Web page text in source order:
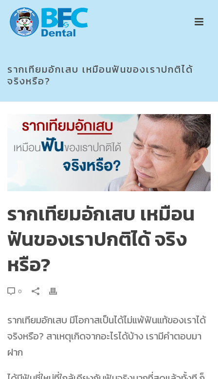
รากเทียมอักเสบ เหมือนฟันของเราปกติได้
จริงหรือ?
รากเทียมอักเสบ เหมือน
ฟันของเราปกติได้ จริง
หรือ?
0
รากเทียมอักเสบ มีโอกาสเป็นได้ไม่แพ้ฟันแท้ของเราได้
จริงหรือ? สาเหตุเกิดจากอะไรได้บ้าง เรามีคำตอบมา
ฝาก